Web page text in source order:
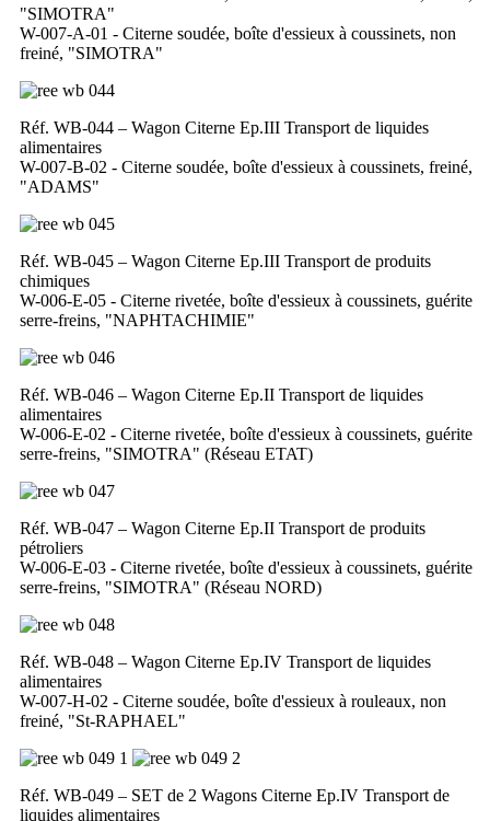
"SIMOTRA"
W-007-A-01 - Citerne soudée, boîte d'essieux à coussinets, non
freiné, "SIMOTRA"
Réf. WB-044 – Wagon Citerne Ep.III Transport de liquides
alimentaires
W-007-B-02 - Citerne soudée, boîte d'essieux à coussinets, freiné,
"ADAMS"
Réf. WB-045 – Wagon Citerne Ep.III Transport de produits
chimiques
W-006-E-05 - Citerne rivetée, boîte d'essieux à coussinets, guérite
serre-freins, "NAPHTACHIMIE"
Réf. WB-046 – Wagon Citerne Ep.II Transport de liquides
alimentaires
W-006-E-02 - Citerne rivetée, boîte d'essieux à coussinets, guérite
serre-freins, "SIMOTRA" (Réseau ETAT)
Réf. WB-047 – Wagon Citerne Ep.II Transport de produits
pétroliers
W-006-E-03 - Citerne rivetée, boîte d'essieux à coussinets, guérite
serre-freins, "SIMOTRA" (Réseau NORD)
Réf. WB-048 – Wagon Citerne Ep.IV Transport de liquides
alimentaires
W-007-H-02 - Citerne soudée, boîte d'essieux à rouleaux, non
freiné, "St-RAPHAEL"
Réf. WB-049 – SET de 2 Wagons Citerne Ep.IV Transport de
liquides alimentaires